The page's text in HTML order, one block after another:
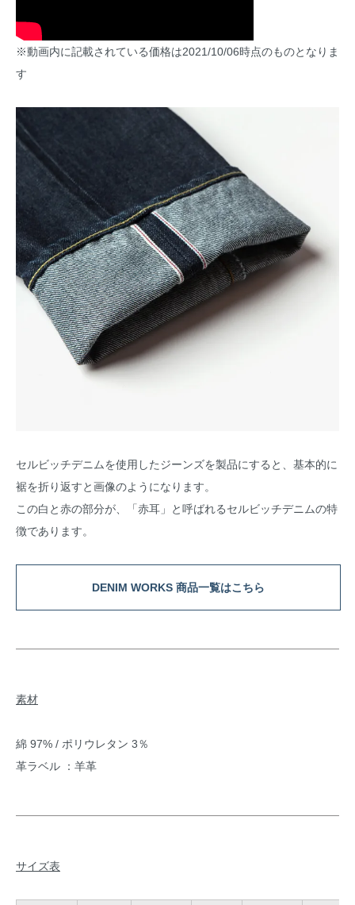
※動画内に記載されている価格は2021/10/06時点のものとなりま
す
セルビッチデニムを使用したジーンズを製品にすると、基本的に
裾を折り返すと画像のようになります。
この白と赤の部分が、「赤耳」と呼ばれるセルビッチデニムの特
徴であります。
DENIM WORKS 商品一覧はこちら
素材
綿 97% / ポリウレタン 3％
革ラベル ：羊革
サイズ表